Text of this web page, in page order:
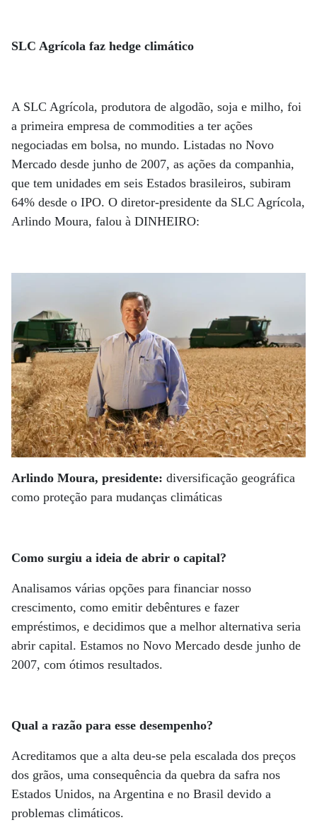
SLC Agrícola faz hedge climático
A SLC Agrícola, produtora de algodão, soja e milho, foi
a primeira empresa de commodities a ter ações
negociadas em bolsa, no mundo. Listadas no Novo
Mercado desde junho de 2007, as ações da companhia,
que tem unidades em seis Estados brasileiros, subiram
64% desde o IPO. O diretor-presidente da SLC Agrícola,
Arlindo Moura, falou à DINHEIRO:
Arlindo Moura, presidente: diversificação geográfica
como proteção para mudanças climáticas
Como surgiu a ideia de abrir o capital?
Analisamos várias opções para financiar nosso
crescimento, como emitir debêntures e fazer
empréstimos, e decidimos que a melhor alternativa seria
abrir capital. Estamos no Novo Mercado desde junho de
2007, com ótimos resultados.
Qual a razão para esse desempenho?
Acreditamos que a alta deu-se pela escalada dos preços
dos grãos, uma consequência da quebra da safra nos
Estados Unidos, na Argentina e no Brasil devido a
problemas climáticos.